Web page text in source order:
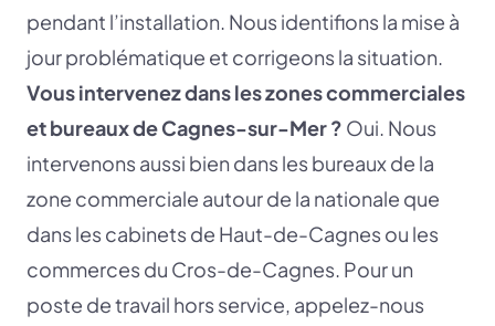
pendant l’installation. Nous identifions la mise à
jour problématique et corrigeons la situation.
Vous intervenez dans les zones commerciales
et bureaux de Cagnes-sur-Mer ? Oui. Nous
intervenons aussi bien dans les bureaux de la
zone commerciale autour de la nationale que
dans les cabinets de Haut-de-Cagnes ou les
commerces du Cros-de-Cagnes. Pour un
poste de travail hors service, appelez-nous